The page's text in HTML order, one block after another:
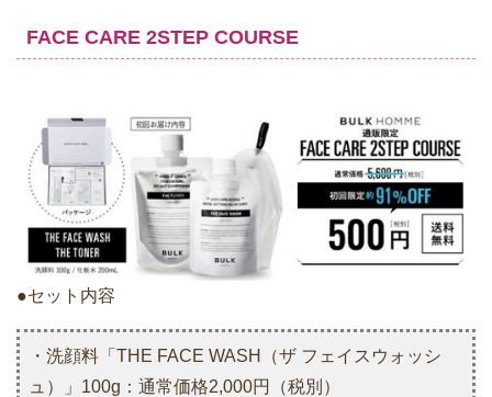
FACE CARE 2STEP COURSE
●セット内容
・洗顔料「THE FACE WASH（ザ フェイスウォッシ
ュ）」100g：通常価格2,000円（税別）